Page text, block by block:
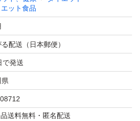
エット食品
配送（日本郵便）
で発送
県
送料無料・匿名配送